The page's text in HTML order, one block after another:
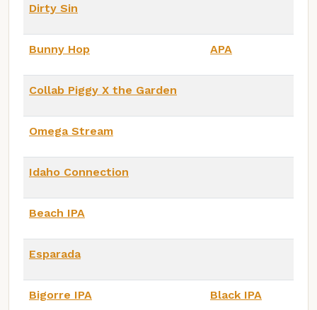
Dirty Sin
Bunny Hop APA
Collab Piggy X the Garden
Omega Stream
Idaho Connection
Beach IPA
Esparada
Bigorre IPA Black IPA